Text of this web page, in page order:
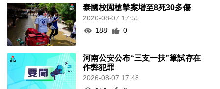
泰國校園槍擊案增至8死30多傷
2026-08-07 17:55
188
0
河南公安公布“三支一扶”筆試存在
作弊犯罪
2026-08-07 17:48